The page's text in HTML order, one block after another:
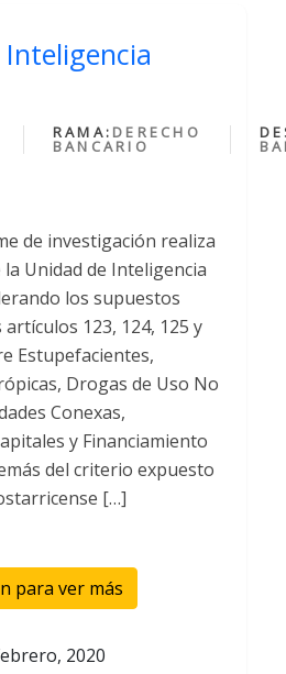
RAMA: DERECHO
BANCARIO
de investigación realiza
Unidad de Inteligencia
los supuestos
123, 124, 125 y
Estupefacientes,
Drogas de Uso No
Conexas,
y Financiamiento
del criterio expuesto
[…]
para ver más
2020